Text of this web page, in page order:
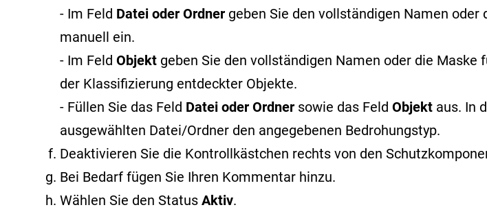
- Im Feld Datei oder Ordner geben Sie den vollständigen Namen oder
manuell ein.
- Im Feld Objekt geben Sie den vollständigen Namen oder die
der Klassifizierung entdeckter Objekte.
- Füllen Sie das Feld Datei oder Ordner sowie das Feld Objekt aus. In
ausgewählten Datei/Ordner den angegebenen Bedrohungstyp.
Deaktivieren Sie die Kontrollkästchen rechts von den
Bei Bedarf fügen Sie Ihren Kommentar hinzu.
Wählen Sie den Status Aktiv.